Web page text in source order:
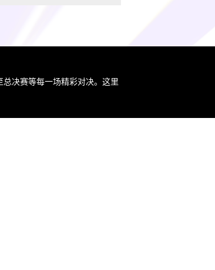
总决赛等每一场精彩对决。这里